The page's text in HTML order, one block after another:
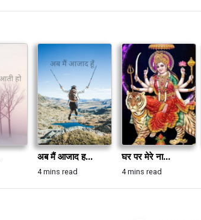
अब मैं आजाद ह...
4 mins read
घर पर मेरे ना...
4 mins read